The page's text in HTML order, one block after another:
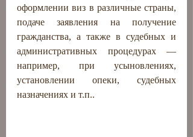
оформлении виз в различные страны,
подаче заявления на получение
гражданства, а также в судебных и
административных процедурах —
например, при усыновлениях,
установлении опеки, судебных
назначениях и т.п..